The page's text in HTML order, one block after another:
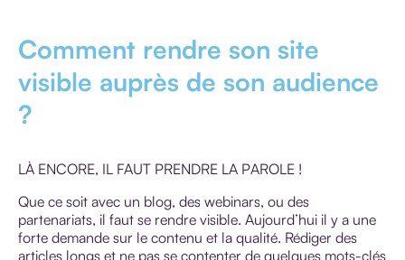
Comment rendre son site
visible auprès de son audience
?
LÀ ENCORE, IL FAUT PRENDRE LA PAROLE !
Que ce soit avec un blog, des webinars, ou des
partenariats, il faut se rendre visible. Aujourd’hui il y a une
forte demande sur le contenu et la qualité. Rédiger des
articles longs et ne pas se contenter de quelques mots-clés